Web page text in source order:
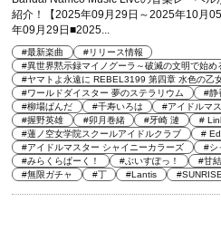
紹介！【2025年09月29日～2025年10月
年09月29日■2025...
#最新楽曲
#リリース情報
#異世界黙示録マイノグーラ～破滅の文明で始め
#ヤマトよ永遠に REBEL3199 第四章 水色の乙
#ワールドダイスター 夢のステラリウム
#静
#柳場ぱんだ
#千寿いろは #アイドルマ
#握野英雄
#卯月巻緒 #牙崎 漣
#
#蓮ノ空女学院スクールアイドルクラブ
#
#アイドルマスター シャイニーカラーズ
#シ
#みらくらぱーく！
#ぶいすぽっ！ #甘
#無限ガチャ
#丁 #Lantis